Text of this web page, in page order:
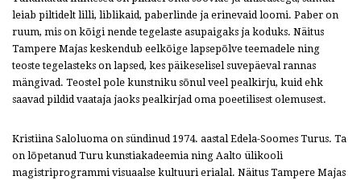
leiab piltidelt lilli, liblikaid, paberlinde ja erinevaid loomi. Paber on
ruum, mis on kõigi nende tegelaste asupaigaks ja koduks. Näitus
Tampere Majas keskendub eelkõige lapsepõlve teemadele ning
teoste tegelasteks on lapsed, kes päikeselisel suvepäeval rannas
mängivad. Teostel pole kunstniku sõnul veel pealkirju, kuid ehk
saavad pildid vaataja jaoks pealkirjad oma poeetilisest olemusest.
Kristiina Saloluoma on sündinud 1974. aastal Edela-Soomes Turus. Ta
on lõpetanud Turu kunstiakadeemia ning Aalto ülikooli
magistriprogrammi visuaalse kultuuri erialal. Näitus Tampere Majas